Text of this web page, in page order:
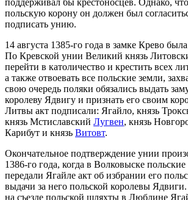
поддерживал бы крестоносцев. Однако,
польскую корону он должен был
подписать унию.
14 августа 1385-го года в замке Крево
По Кревской унии Великий князь
перейти в католичество и крестить всех
а также отвоевать все польские земли,
свою очередь поляки обязались выдать
королеву Ядвигу и признать его своим
Литвы акт подписали: Ягайло, князь
князь Мстиславский Лугвен, князь
Карибут и князь Витовт.
Окончательное подтверждение унии
1386-го года, когда в Волковыске польские
передали Ягайле акт об избрании его
выдачи за него польской королевы
на съезде польской шляхты в Люблине